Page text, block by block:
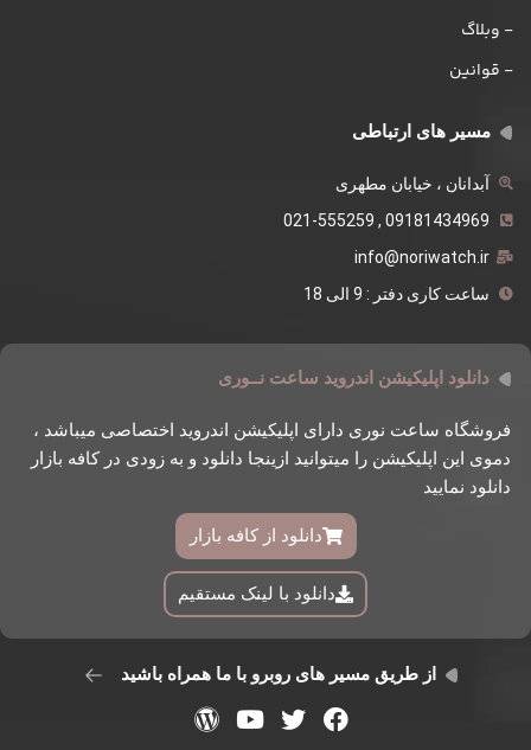
- وبلاگ
- قوانین
مسیر های ارتباطی
آبدانان ، خیابان مطهری
09181434969 , 021-555259
info@noriwatch.ir
ساعت کاری دفتر : 9 الی 18
دانلود اپلیکیشن اندروید ساعت نــوری
فروشگاه ساعت نوری دارای اپلیکیشن اندروید اختصاصی میباشد ،
دموی این اپلیکیشن را میتوانید ازینجا دانلود و به زودی در کافه بازار
دانلود نمایید
دانلود از کافه بازار
دانلود با لینک مستقیم
از طریق مسیر های روبرو با ما همراه باشید